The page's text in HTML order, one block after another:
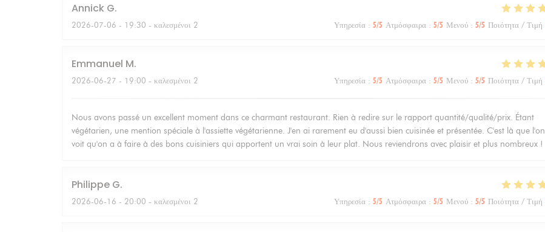
Annick G
2026-07-06 - 19:30 - καλεσμένοι 2 Υπηρεσία : 5/5 Ατμόσφαιρα : 5/5 Μενού : 5/5 Ποιότητα / Τιμή
Emmanuel M
2026-06-27 - 19:00 - καλεσμένοι 2 Υπηρεσία : 5/5 Ατμόσφαιρα : 5/5 Μενού : 5/5 Ποιότητα / Τιμή
Nous avons passé un excellent moment dans ce charmant restaurant. Rien à redire sur le rapport quantité/qualité/prix. Étant
végétarien, une mention spéciale à l'assiette végétarienne. J'en ai rarement eu d'aussi bien cuisinée et présentée. C'est là que l'on
voit qu'on a à faire à des bons cuisiniers qui apportent un vrai soin à leur plat. Nous reviendrons avec plaisir et plus nombreux !
Philippe G
2026-06-16 - 20:00 - καλεσμένοι 2 Υπηρεσία : 5/5 Ατμόσφαιρα : 5/5 Μενού : 5/5 Ποιότητα / Τιμή